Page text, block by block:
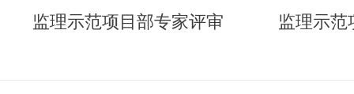
监理示范项目部专家评审 监理示范